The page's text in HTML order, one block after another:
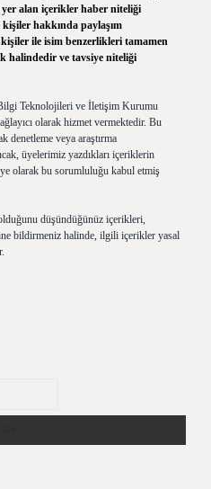
alan içerikler haber niteliği
hakkında paylaşım
ile isim benzerlikleri tamamen
halindedir ve tavsiye niteliği
Teknolojileri ve İletişim Kurumu
olarak hizmet vermektedir. Bu
denetleme veya araştırma
üyelerimiz yazdıkları içeriklerin
olarak bu sorumluluğu kabul etmiş
düşündüğünüz içerikleri,
bildirmeniz halinde, ilgili içerikler yasal